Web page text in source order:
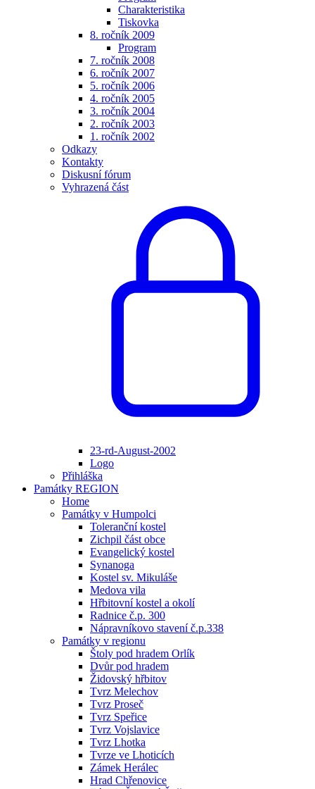
Charakteristika
Tiskovka
8. ročník 2009
Program
7. ročník 2008
6. ročník 2007
5. ročník 2006
4. ročník 2005
3. ročník 2004
2. ročník 2003
1. ročník 2002
Odkazy
Kontakty
Diskusní fórum
Vyhrazená část
23-rd-August-2002
Logo
Přihláška
Památky REGION
Home
Památky v Humpolci
Toleranční kostel
Zichpil část obce
Evangelický kostel
Synanoga
Kostel sv. Mikuláše
Medova vila
Hřbitovní kostel a okolí
Radnice č.p. 300
Nápravníkovo stavení č.p.338
Památky v regionu
Štoly pod hradem Orlík
Dvůr pod hradem
Židovský hřbitov
Tvrz Melechov
Tvrz Proseč
Tvrz Speřice
Tvrz Vojslavice
Tvrz Lhotka
Tvrze ve Lhoticích
Zámek Herálec
Hrad Chřenovice